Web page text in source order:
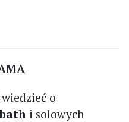
o
i solowych